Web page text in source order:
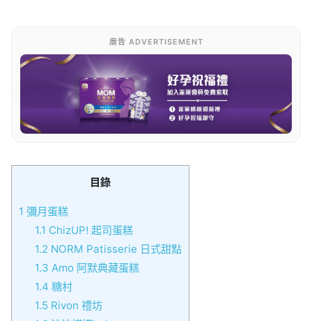
廣告 ADVERTISEMENT
目錄
1 彌月蛋糕
1.1 ChizUP! 起司蛋糕
1.2 NORM Patisserie 日式甜點
1.3 Amo 阿默典藏蛋糕
1.4 糖村
1.5Rivon 禮坊